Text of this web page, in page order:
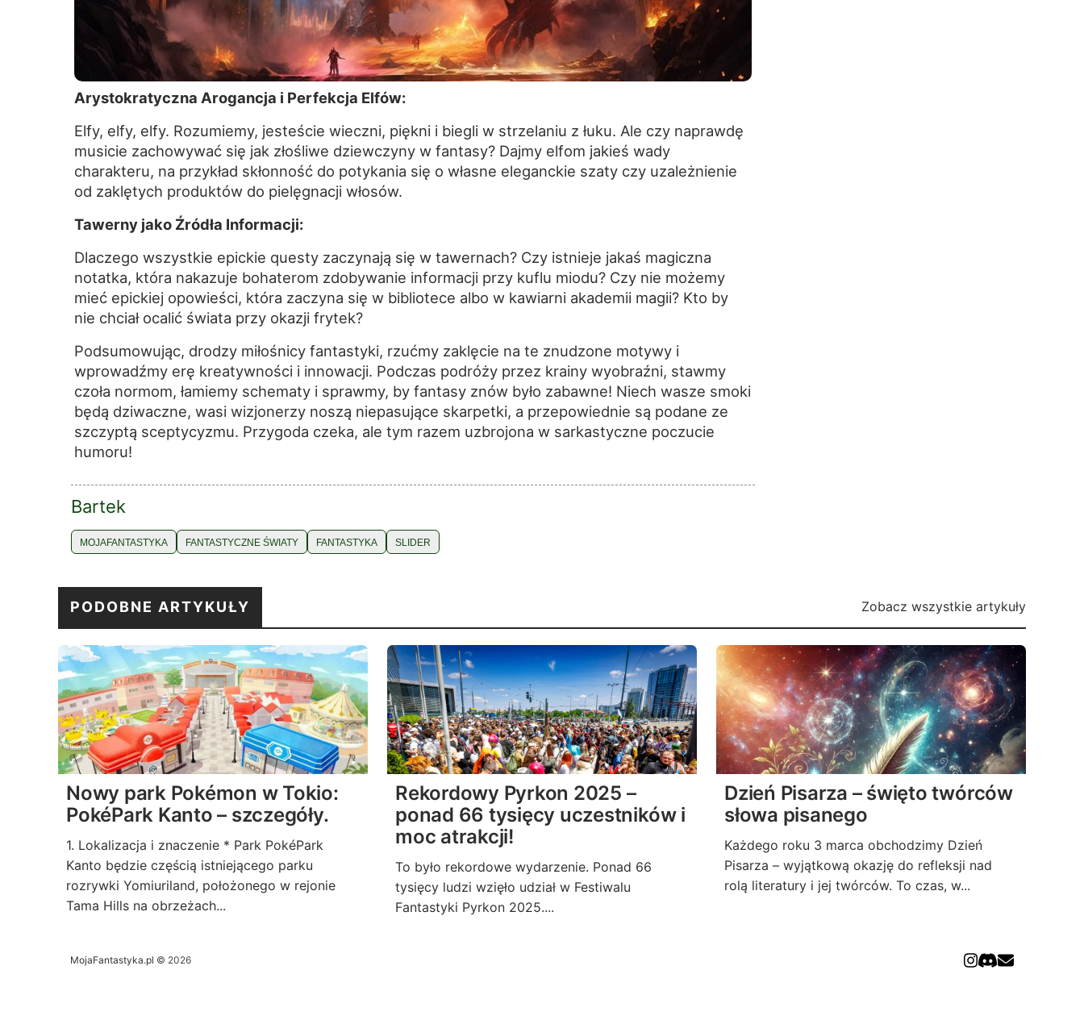
Arystokratyczna Arogancja i Perfekcja Elfów:
Elfy, elfy, elfy. Rozumiemy, jesteście wieczni, piękni i biegli w strzelaniu z łuku. Ale czy naprawdę
musicie zachowywać się jak złośliwe dziewczyny w fantasy? Dajmy elfom jakieś wady
charakteru, na przykład skłonność do potykania się o własne eleganckie szaty czy uzależnienie
od zaklętych produktów do pielęgnacji włosów.
Tawerny jako Źródła Informacji:
Dlaczego wszystkie epickie questy zaczynają się w tawernach? Czy istnieje jakaś magiczna
notatka, która nakazuje bohaterom zdobywanie informacji przy kuflu miodu? Czy nie możemy
mieć epickiej opowieści, która zaczyna się w bibliotece albo w kawiarni akademii magii? Kto by
nie chciał ocalić świata przy okazji frytek?
Podsumowując, drodzy miłośnicy fantastyki, rzućmy zaklęcie na te znudzone motywy i
wprowadźmy erę kreatywności i innowacji. Podczas podróży przez krainy wyobraźni, stawmy
czoła normom, łamiemy schematy i sprawmy, by fantasy znów było zabawne! Niech wasze smoki
będą dziwaczne, wasi wizjonerzy noszą niepasujące skarpetki, a przepowiednie są podane ze
szczyptą sceptycyzmu. Przygoda czeka, ale tym razem uzbrojona w sarkastyczne poczucie
humoru!
Bartek
MOJAFANTASTYKA FANTASTYCZNE ŚWIATY FANTASTYKA SLIDER
PODOBNE ARTYKUŁY Zobacz wszystkie artykuły
Nowy park Pokémon w Tokio:
PokéPark Kanto – szczegóły.
1. Lokalizacja i znaczenie * Park PokéPark
Kanto będzie częścią istniejącego parku
rozrywki Yomiuriland, położonego w rejonie
Tama Hills na obrzeżach...
Rekordowy Pyrkon 2025 –
ponad 66 tysięcy uczestników i
moc atrakcji!
To było rekordowe wydarzenie. Ponad 66
tysięcy ludzi wzięło udział w Festiwalu
Fantastyki Pyrkon 2025....
Dzień Pisarza – święto twórców
słowa pisanego
Każdego roku 3 marca obchodzimy Dzień
Pisarza – wyjątkową okazję do refleksji nad
rolą literatury i jej twórców. To czas, w...
MojaFantastyka.pl © 2026